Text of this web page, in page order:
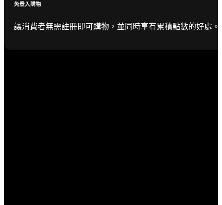
免登入購物
讓消費者無需註冊即可購物，並同時享有累積點數的好處。